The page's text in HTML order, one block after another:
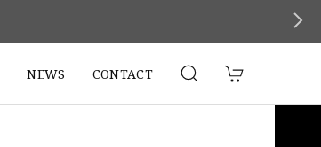
NEWS CONTACT